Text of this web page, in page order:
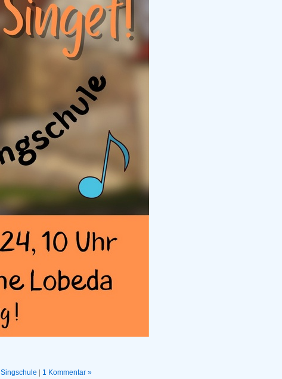
Singschule 1 Kommentar »